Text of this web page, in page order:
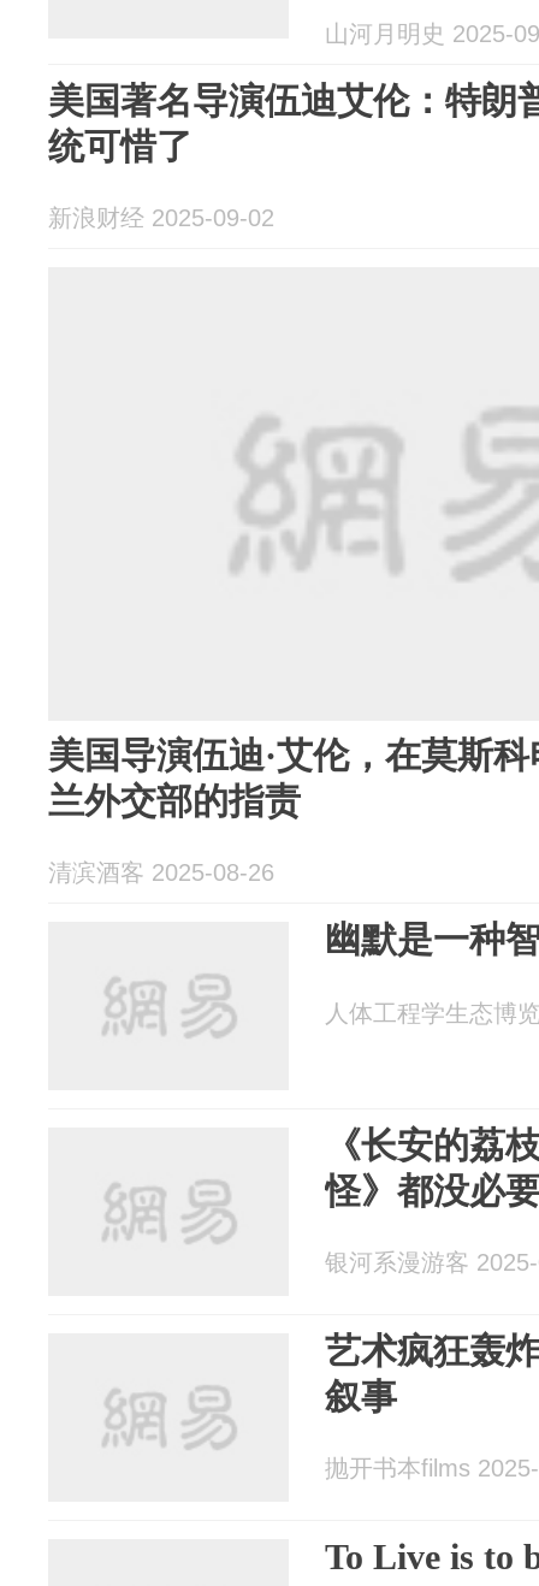
山河月明史 2025-
美国著名导演伍迪艾伦：特朗
统可惜了
新浪财经 2025-09-02
美国导演伍迪·艾伦，在莫斯
兰外交部的指责
清滨酒客 2025-08-26
幽默是一种
人体工程学生态博
《长安的荔
怪》都没必
银河系漫游客
艺术疯狂轰
叙事
抛开书本films
To Live is to